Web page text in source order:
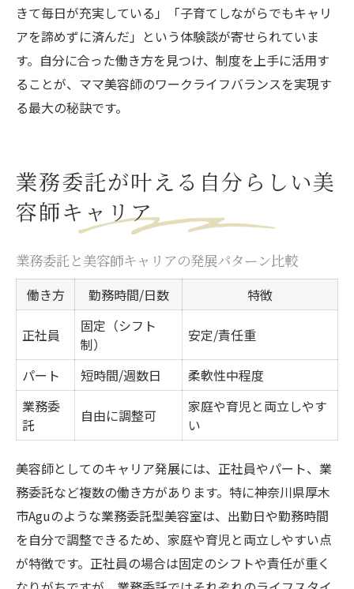
きて毎日が充実している」「子育てしながらでもキャリ
アを諦めずに済んだ」という体験談が寄せられていま
す。自分に合った働き方を見つけ、制度を上手に活用す
ることが、ママ美容師のワークライフバランスを実現す
る最大の秘訣です。
業務委託が叶える自分らしい美
容師キャリア
業務委託と美容師キャリアの発展パターン比較
働き方 勤務時間/日数 特徴
正社員
固定（シフト
制）
安定/責任重
パート 短時間/週数日
柔軟性中程度
業務委
託
自由に調整可
家庭や育児と両立しやす
い
美容師としてのキャリア発展には、正社員やパート、業
務委託など複数の働き方があります。特に神奈川県厚木
市Aguのような業務委託型美容室は、出勤日や勤務時間
を自分で調整できるため、家庭や育児と両立しやすい点
が特徴です。正社員の場合は固定のシフトや責任が重く